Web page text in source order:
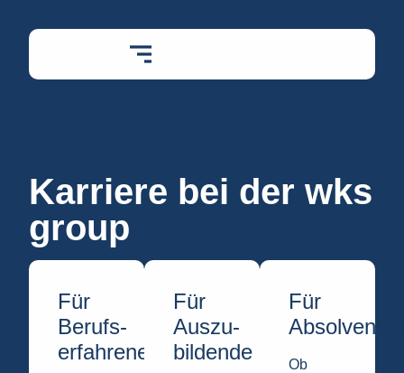
Karriere bei der wks
group
Für
Berufs­
erfahrene
Für
Auszu­
bildende
Für
Ob